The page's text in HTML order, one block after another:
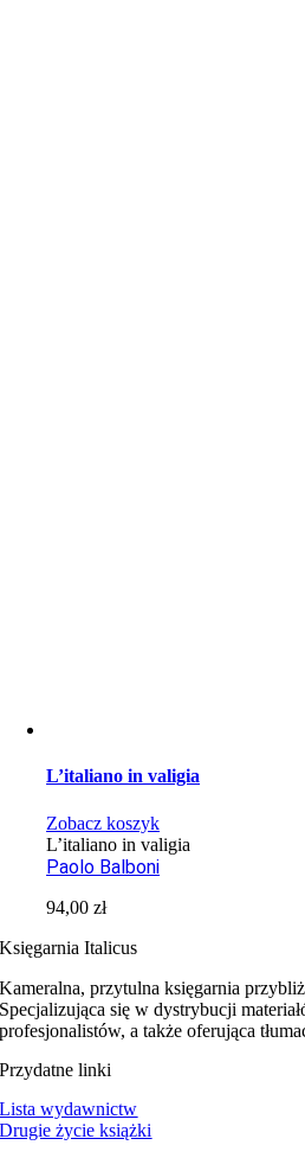
L’italiano in valigia
Zobacz koszyk
L’italiano in valigia
Paolo Balboni
94,00zł
Księgarnia Italicus
Kameralna, przytulna księgarnia
Specjalizująca się w dystrybucji
profesjonalistów, a także oferująca
Przydatne linki
Lista wydawnictw
Drugie życie książki